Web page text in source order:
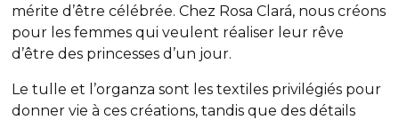
mérite d’être célébrée. Chez Rosa Clará, nous créons
pour les femmes qui veulent réaliser leur rêve
d’être des princesses d’un jour.
Le tulle et l’organza sont les textiles privilégiés pour
donner vie à ces créations, tandis que des détails